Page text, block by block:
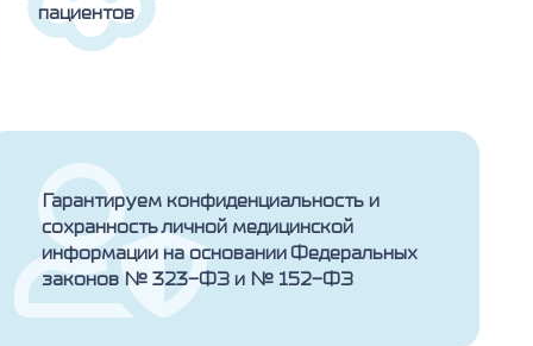
пациентов
Гарантируем конфиденциальность и
сохранность личной медицинской
информации на основании Федеральных
законов № 323-ФЗ и № 152-ФЗ